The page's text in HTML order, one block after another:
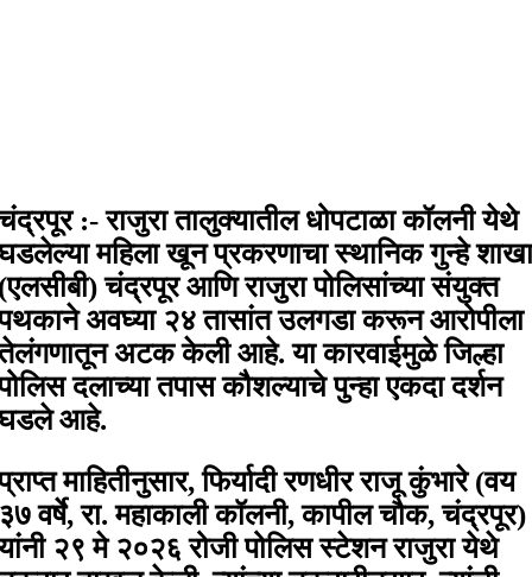
:- राजुरा तालुक्यातील धोपटाळा कॉलनी येथे
महिला खून प्रकरणाचा स्थानिक गुन्हे शाखा
चंद्रपूर आणि राजुरा पोलिसांच्या संयुक्त
अवघ्या २४ तासांत उलगडा करून आरोपीला
अटक केली आहे. या कारवाईमुळे जिल्हा
दलाच्या तपास कौशल्याचे पुन्हा एकदा दर्शन
आहे.
माहितीनुसार, फिर्यादी रणधीर राजू कुंभारे (वय
वर्षे, रा. महाकाली कॉलनी, कापील चौक, चंद्रपूर)
२९ मे २०२६ रोजी पोलिस स्टेशन राजुरा येथे